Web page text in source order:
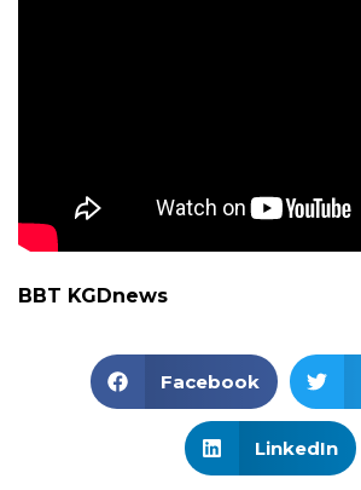
BBT KGDnews
Facebook
LinkedIn